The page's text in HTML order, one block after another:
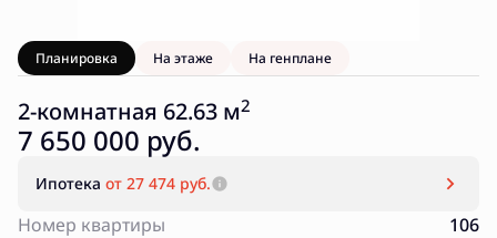
Планировка На этаже На генплане
2-комнатная 62.63 м2
7 650 000 руб.
Ипотека от 27 474 руб.
Номер квартиры 106